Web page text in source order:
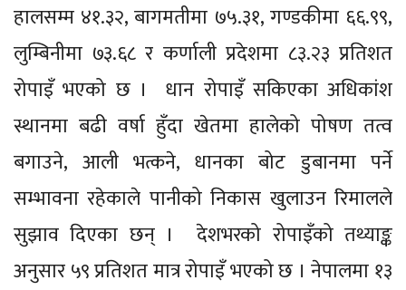
हालसम्म ४१.३२, बागमतीमा ७५.३१, गण्डकीमा ६६.९९,
लुम्बिनीमा ७३.६८ र कर्णाली प्रदेशमा ८३.२३ प्रतिशत
रोपाइँ भएको छ । धान रोपाइँ सकिएका अधिकांश
स्थानमा बढी वर्षा हुँदा खेतमा हालेको पोषण तत्व
बगाउने, आली भत्कने, धानका बोट डुबानमा पर्ने
सम्भावना रहेकाले पानीको निकास खुलाउन रिमालले
सुझाव दिएका छन् । देशभरको रोपाइँको तथ्याङ्क
अनुसार ५९ प्रतिशत मात्र रोपाइँ भएको छ । नेपालमा १३